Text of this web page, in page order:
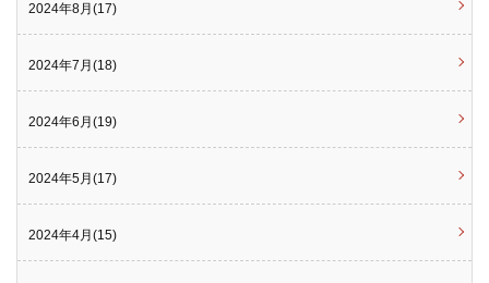
2024年8月(17)
2024年7月(18)
2024年6月(19)
2024年5月(17)
2024年4月(15)